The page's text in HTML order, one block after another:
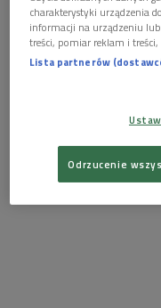
charakterystyki urządzenia
informacji na urządzeniu
treści, pomiar reklam i treści,
Lista partnerów
Odrzucenie